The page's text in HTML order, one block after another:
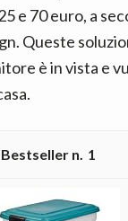
e 70 euro, a
Queste
è in vista e
1